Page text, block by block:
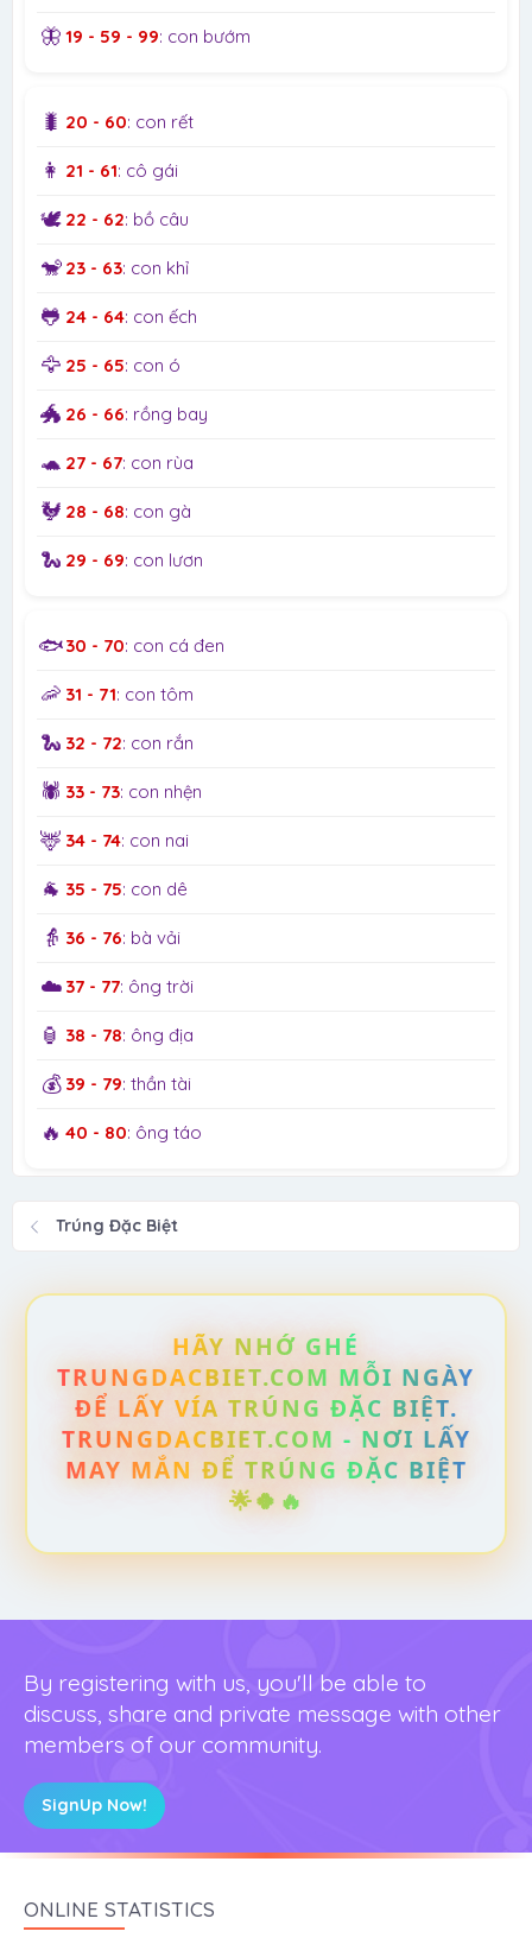
🦋 19 - 59 - 99: con bướm
🐛 20 - 60: con rết
👩 21 - 61: cô gái
🕊️ 22 - 62: bồ câu
🐒 23 - 63: con khỉ
🐸 24 - 64: con ếch
🦅 25 - 65: con ó
🐲 26 - 66: rồng bay
🐢 27 - 67: con rùa
🐓 28 - 68: con gà
🐍 29 - 69: con lươn
🐟30 - 70: con cá đen
🦐 31 - 71: con tôm
🐍 32 - 72: con rắn
🕷️ 33 - 73: con nhện
🦌 34 - 74: con nai
🐐 35 - 75: con dê
👵 36 - 76: bà vải
☁️ 37 - 77: ông trời
🏮 38 - 78: ông địa
💰 39 - 79: thần tài
🔥 40 - 80: ông táo
Trúng Đặc Biệt
HÃY NHỚ GHÉ
TRUNGDACBIET.COM MỖI NGÀY
ĐỂ LẤY VÍA TRÚNG ĐẶC BIỆT.
TRUNGDACBIET.COM - NƠI LẤY
MAY MẮN ĐỂ TRÚNG ĐẶC BIỆT
🌟🍀🔥
By registering with us, you'll be able to
discuss, share and private message with other
members of our community.
SignUp Now!
ONLINE STATISTICS